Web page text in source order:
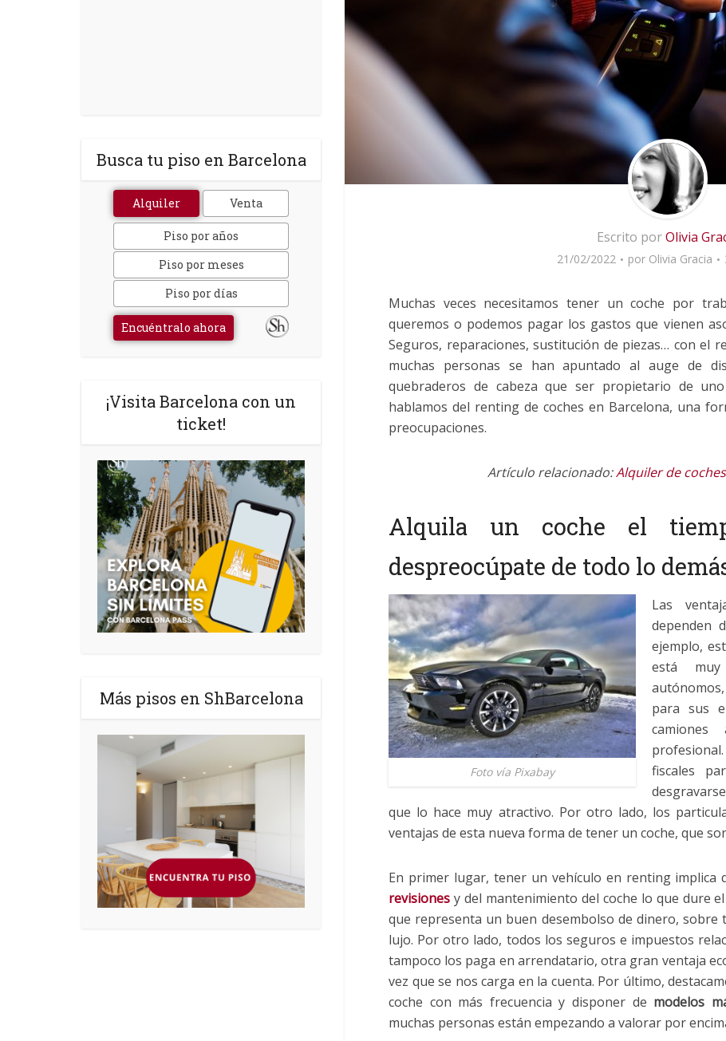
Busca tu piso en Barcelona
Alquiler Venta
Piso por años
Piso por meses
Piso por días
Encuéntralo ahora
¡Visita Barcelona con un
ticket!
Más pisos en ShBarcelona
Escrito porOlivia
21/02/2022 por Olivia Gracia
Muchas veces necesitamos tener un coche por
queremos o podemos pagar los gastos que vienen
Seguros, reparaciones, sustitución de piezas… con el
muchas personas se han apuntado al auge de
quebraderos de cabeza que ser propietario de
hablamos del renting de coches en Barcelona, una
preocupaciones.
Artículo relacionado:Alquiler de
Alquila un coche el
despreocúpate de todo lo
Foto vía Pixabay
Las
dependen
ejemplo,
está
para sus
camiones
fiscales
que lo hace muy atractivo. Por otro lado, los
ventajas de esta nueva forma de tener un coche, que
En primer lugar, tener un vehículo en renting implica
revisiones y del mantenimiento del coche lo que dure
que representa un buen desembolso de dinero,
lujo. Por otro lado, todos los seguros e impuestos
tampoco los paga en arrendatario, otra gran ventaja
vez que se nos carga en la cuenta. Por último,
coche con más frecuencia y disponer de modelos
muchas personas están empezando a valorar por